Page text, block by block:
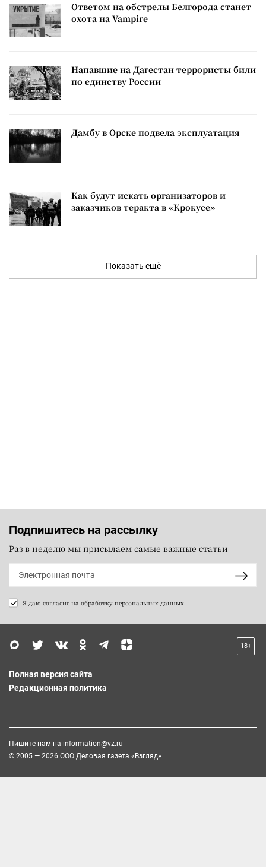
Ответом на обстрелы Белгорода станет
охота на Vampire
Напавшие на Дагестан террористы били
по единству России
Дамбу в Орске подвела эксплуатация
Как будут искать организаторов и
заказчиков теракта в «Крокусе»
Показать ещё
Подпишитесь на рассылку
Раз в неделю мы присылаем самые важные статьи
Я даю согласие на обработку персональных данных
18+
Полная версия сайта
Редакционная политика
Пишите нам на information@vz.ru
© 2005 — 2026 ООО Деловая газета «Взгляд»